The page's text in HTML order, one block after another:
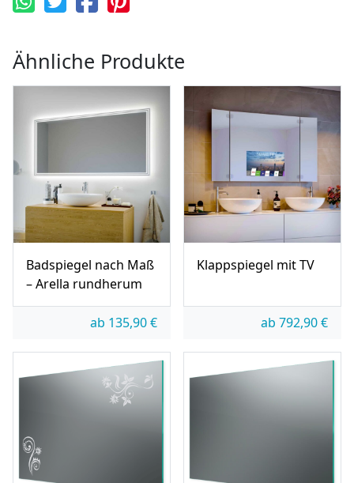
Ähnliche Produkte
Badspiegel nach Maß
– Arella rundherum
ab 135,90€
Klappspiegel mit TV
ab 792,90€